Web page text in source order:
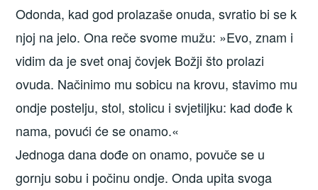
Odonda, kad god prolazaše onuda, svratio bi se k
njoj na jelo. Ona reče svome mužu: »Evo, znam i
vidim da je svet onaj čovjek Božji što prolazi
ovuda. Načinimo mu sobicu na krovu, stavimo mu
ondje postelju, stol, stolicu i svjetiljku: kad dođe k
nama, povući će se onamo.«
Jednoga dana dođe on onamo, povuče se u
gornju sobu i počinu ondje. Onda upita svoga